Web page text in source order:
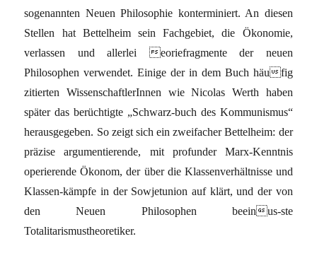
sogenannten Neuen Philosophie konterminiert. An diesen
Stellen hat Bettelheim sein Fachgebiet, die Ökonomie,
verlassen und allerlei eoriefragmente der neuen
Philosophen verwendet. Einige der in dem Buch häufig
zitierten WissenschaftlerInnen wie Nicolas Werth haben
später das berüchtigte „Schwarz-buch des Kommunismus“
herausgegeben. So zeigt sich ein zweifacher Bettelheim: der
präzise argumentierende, mit profunder Marx-Kenntnis
operierende Ökonom, der über die Klassenverhältnisse und
Klassen-kämpfe in der Sowjetunion auf klärt, und der von
den Neuen Philosophen beeinus-ste
Totalitarismustheoretiker.